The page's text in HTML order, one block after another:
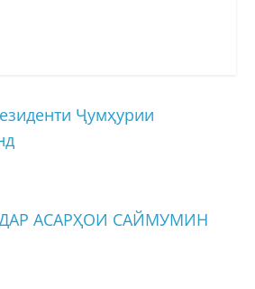
Ҷумҳурии
АСАРҲОИ САЙМУМИН